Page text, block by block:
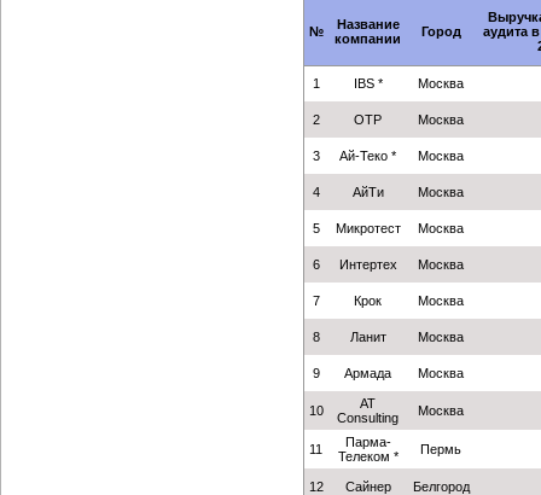
№
Название
компании
Город
аудита
1 IBS * Москва
2 ОТР Москва
3 Ай-Теко * Москва
4 АйТи Москва
5 Микротест Москва
6 Интертех Москва
7 Крок Москва
8 Ланит Москва
9 Армада Москва
10
AT
Consulting
Москва
11
Парма-
Телеком *
Пермь
12 Сайнер Белгород